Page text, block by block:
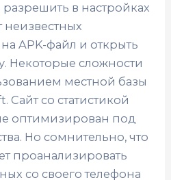
в настройках
неизвестных
APK-файл и открыть
Некоторые сложности
местной базы
со статистикой
оптимизирован под
Но сомнительно, что
проанализировать
со своего телефона